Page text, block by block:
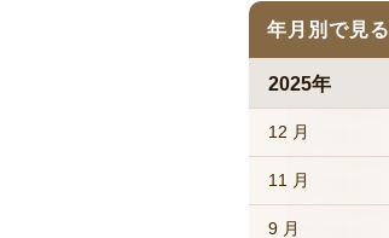
年月別で見る
2025年
12 月
11 月
9 月